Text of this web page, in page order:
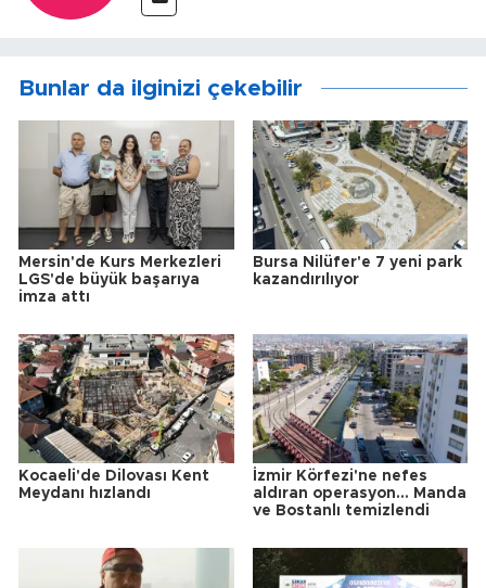
Bunlar da ilginizi çekebilir
Mersin'de Kurs Merkezleri
LGS'de büyük başarıya
imza attı
Bursa Nilüfer'e 7 yeni park
kazandırılıyor
Kocaeli'de Dilovası Kent
Meydanı hızlandı
İzmir Körfezi'ne nefes
aldıran operasyon... Manda
ve Bostanlı temizlendi